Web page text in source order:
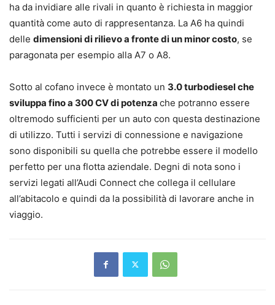
ha da invidiare alle rivali in quanto è richiesta in maggior
quantità come auto di rappresentanza. La A6 ha quindi
delle dimensioni di rilievo a fronte di un minor costo, se
paragonata per esempio alla A7 o A8.
Sotto al cofano invece è montato un 3.0 turbodiesel che
sviluppa fino a 300 CV di potenza che potranno essere
oltremodo sufficienti per un auto con questa destinazione
di utilizzo. Tutti i servizi di connessione e navigazione
sono disponibili su quella che potrebbe essere il modello
perfetto per una flotta aziendale. Degni di nota sono i
servizi legati all’Audi Connect che collega il cellulare
all’abitacolo e quindi da la possibilità di lavorare anche in
viaggio.